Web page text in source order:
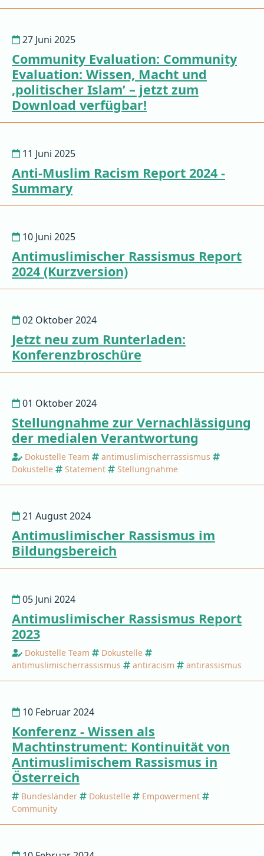
27 Juni 2025
Community Evaluation: Community
Evaluation: Wissen, Macht und
‚politischer Islam’ – jetzt zum
Download verfügbar!
11 Juni 2025
Anti-Muslim Racism Report 2024 -
Summary
10 Juni 2025
Antimuslimischer Rassismus Report
2024 (Kurzversion)
02 Oktober 2024
Jetzt neu zum Runterladen:
Konferenzbroschüre
01 Oktober 2024
Stellungnahme zur Vernachlässigung
der medialen Verantwortung
Dokustelle Team
antimuslimischerrassismus
Dokustelle
Statement Stellungnahme
21 August 2024
Antimuslimischer Rassismus im
Bildungsbereich
05 Juni 2024
Antimuslimischer Rassismus Report
2023
Dokustelle Team
Dokustelle
antimuslimischerrassismus
antiracism antirassismus
10 Februar 2024
Konferenz - Wissen als
Machtinstrument: Kontinuität von
Antimuslimischem Rassismus in
Österreich
Bundesländer Dokustelle
Empowerment
Community